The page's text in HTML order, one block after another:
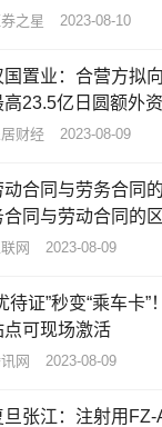
之星 2023-08-10
国置业：合营方拟
高23.5亿日圆额外
业财经 2023-08-09
动合同与劳务合同
合同与劳动合同的
网 2023-08-09
待证”秒变“乘车卡
点可现场激活
网 2023-08-09
旦张江：注射用